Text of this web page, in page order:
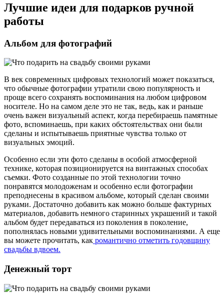
Лучшие идеи для подарков ручной
работы
Альбом для фотографий
В век современных цифровых технологий может показаться,
что обычные фотографии утратили свою популярность и
проще всего сохранять воспоминания на любом цифровом
носителе. Но на самом деле это не так, ведь, как и раньше
очень важен визуальный аспект, когда перебираешь памятные
фото, вспоминаешь, при каких обстоятельствах они были
сделаны и испытываешь приятные чувства только от
визуальных эмоций.
Особенно если эти фото сделаны в особой атмосферной
технике, которая позиционируется на винтажных способах
съемки. Фото созданные по этой технологии точно
понравятся молодоженам и особенно если фотографии
преподнесены в красивом альбоме, который сделан своими
руками. Достаточно добавить как можно больше фактурных
материалов, добавить немного старинных украшений и такой
альбом будет передаваться из поколения в поколение,
пополнялась новыми удивительными воспоминаниями. А еще
вы можете прочитать, как романтично отметить годовщину
свадьбы вдвоем.
Денежный торт